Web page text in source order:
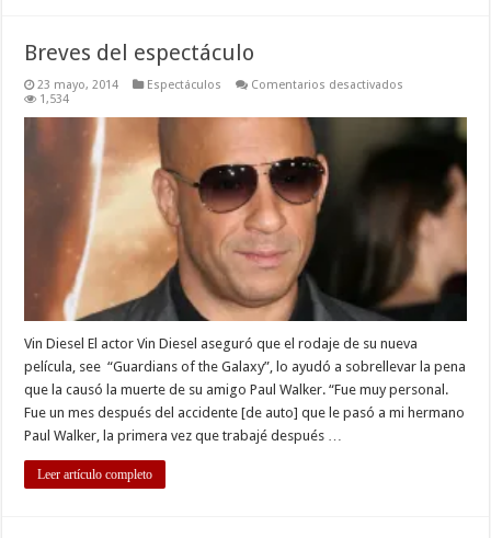
Breves del espectáculo
23 mayo, 2014 Espectáculos Comentarios desactivados
1,534
Vin Diesel El actor Vin Diesel aseguró que el rodaje de su nueva
película, see “Guardians of the Galaxy”, lo ayudó a sobrellevar la pena
que la causó la muerte de su amigo Paul Walker. “Fue muy personal.
Fue un mes después del accidente [de auto] que le pasó a mi hermano
Paul Walker, la primera vez que trabajé después …
Leer artículo completo